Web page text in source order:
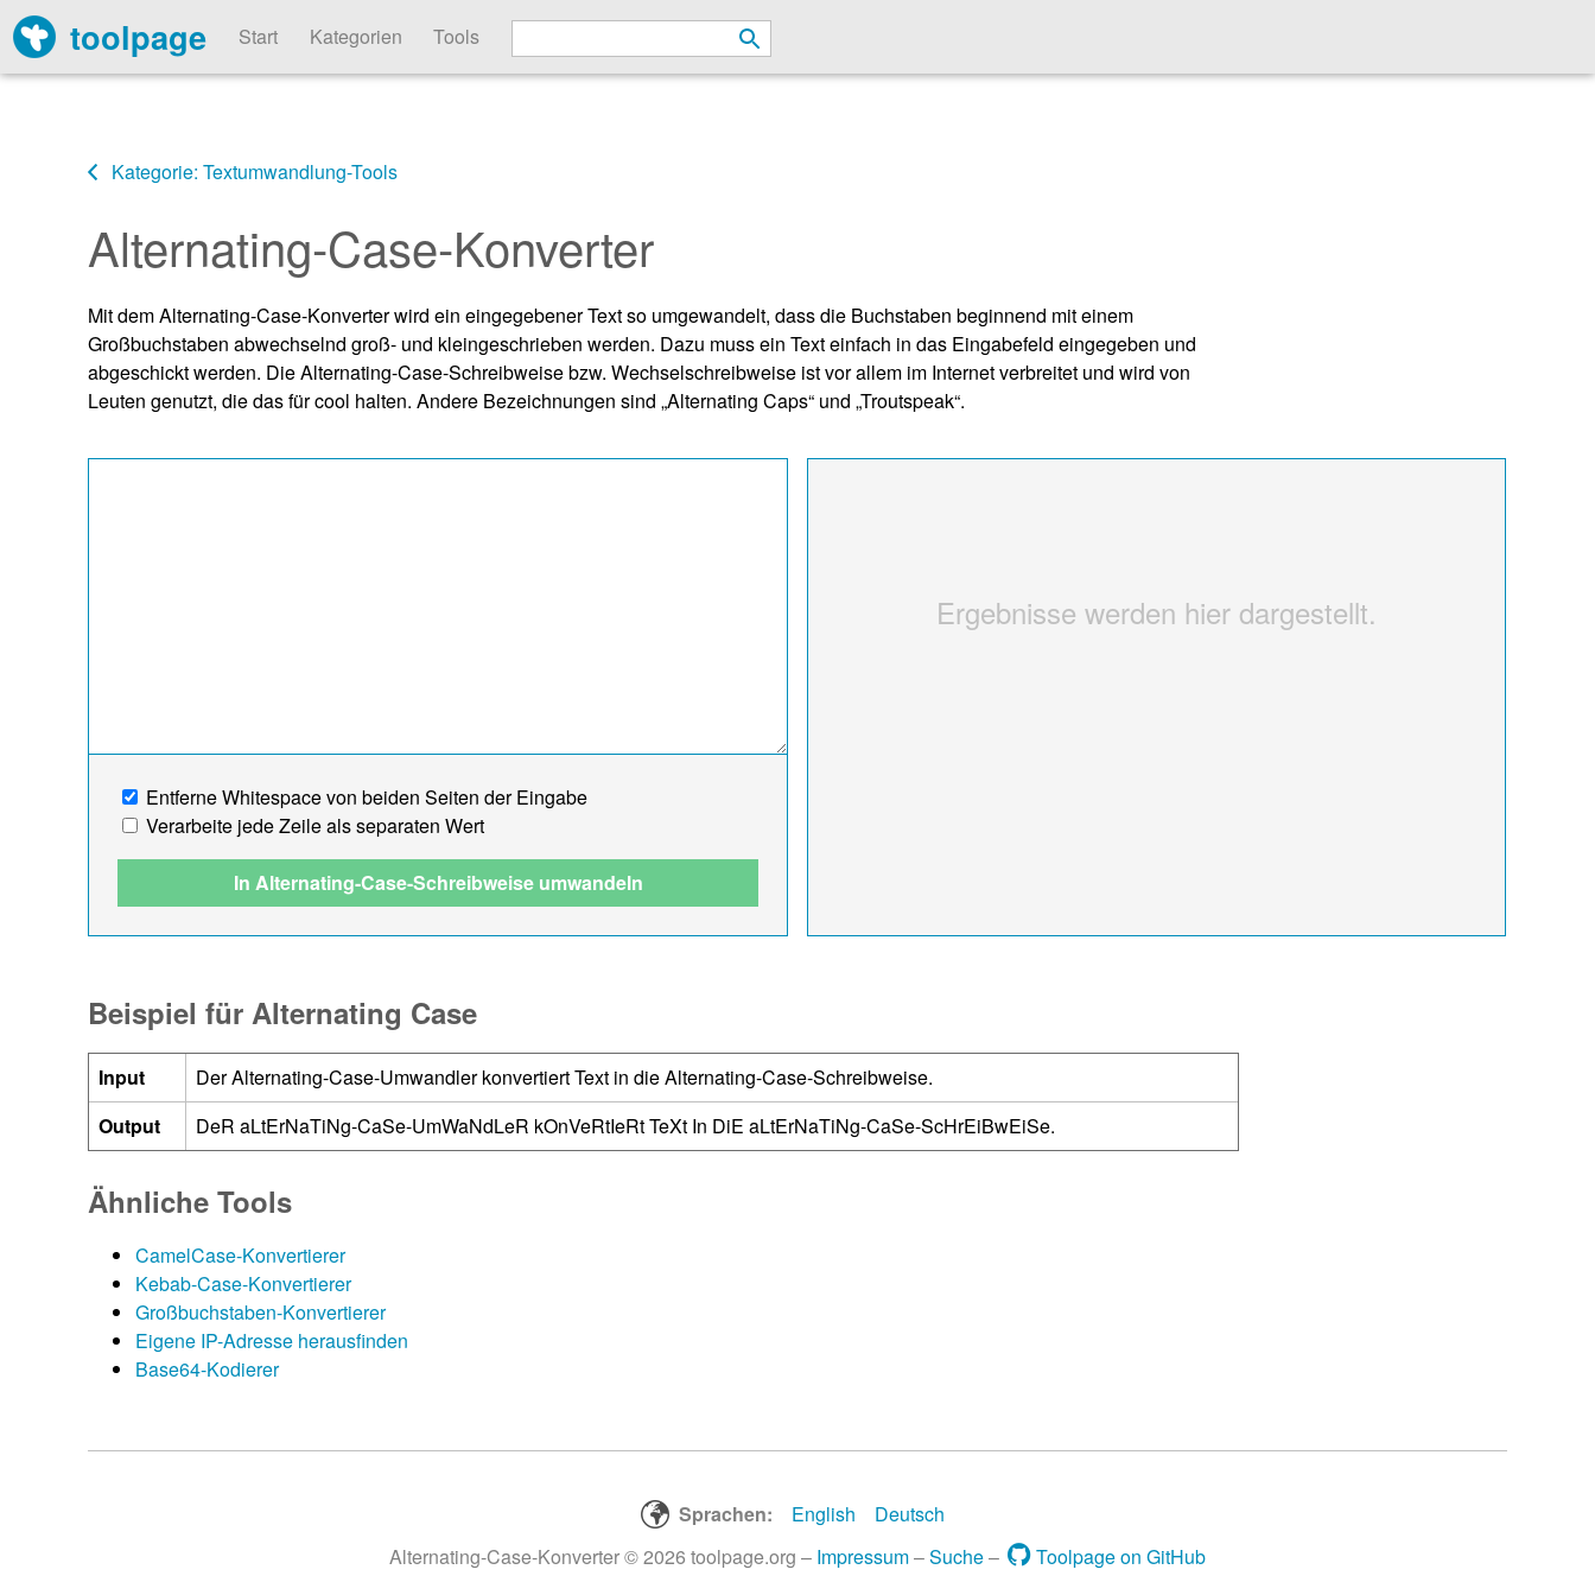
toolpage Start Kategorien Tools
Kategorie: Textumwandlung-Tools
Alternating-Case-Konverter
Mit dem Alternating-Case-Konverter wird ein eingegebener Text so umgewandelt, dass die Buchstaben beginnend mit einem
Großbuchstaben abwechselnd groß- und kleingeschrieben werden. Dazu muss ein Text einfach in das Eingabefeld eingegeben und
abgeschickt werden. Die Alternating-Case-Schreibweise bzw. Wechselschreibweise ist vor allem im Internet verbreitet und wird von
Leuten genutzt, die das für cool halten. Andere Bezeichnungen sind „Alternating Caps“ und „Troutspeak“.
Entferne Whitespace von beiden Seiten der Eingabe
Verarbeite jede Zeile als separaten Wert
In Alternating-Case-Schreibweise umwandeln
Ergebnisse werden hier dargestellt.
Beispiel für Alternating Case
Input
Der Alternating-Case-Umwandler konvertiert Text in die Alternating-Case-Schreibweise.
Output
DeR aLtErNaTiNg-CaSe-UmWaNdLeR kOnVeRtIeRt TeXt In DiE aLtErNaTiNg-CaSe-ScHrEiBwEiSe.
Ähnliche Tools
CamelCase-Konvertierer
Kebab-Case-Konvertierer
Großbuchstaben-Konvertierer
Eigene IP-Adresse herausfinden
Base64-Kodierer
Sprachen: English
Deutsch
Alternating-Case-Konverter © 2026 toolpage.org – Impressum–Suche– Toolpage on GitHub